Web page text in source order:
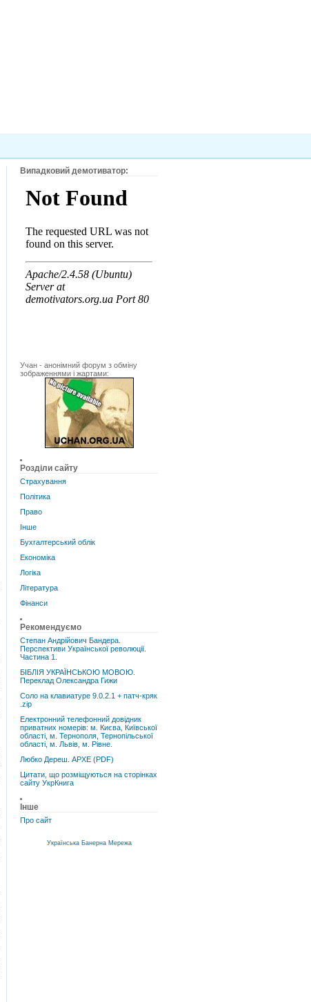
Випадковий демотиватор:
Учан - анонімний форум з обміну
зображеннями і жартами:
Розділи сайту
Страхування
Політика
Право
Інше
Бухгалтерський облік
Економіка
Логіка
Література
Фінанси
Рекомендуємо
Степан Андрійович Бандера.
Перспективи Української революції.
Частина 1.
БІБЛІЯ УКРАЇНСЬКОЮ МОВОЮ.
Переклад Олександра Гижи
Соло на клавиатуре 9.0.2.1 + патч-кряк
.zip
Електронний телефонний довідник
приватних номерів: м. Києва, Київської
області, м. Тернополя, Тернопільської
області, м. Львів, м. Рівне.
Любко Дереш. АРХЕ (PDF)
Цитати, що розміщуються на сторінках
сайту УкрКнига
Інше
Про сайт
Українська Банерна Мережа